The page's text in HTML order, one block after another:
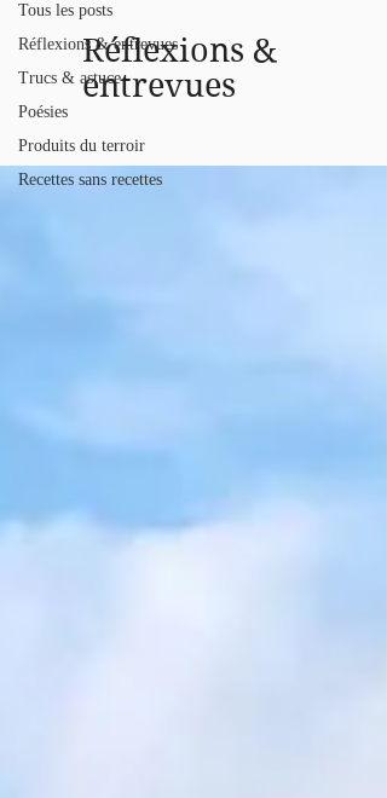
Tous les posts
Réflexions & entrevues
Trucs & astuce
Poésies
Produits du terroir
Recettes sans recettes
Réflexions &
entrevues